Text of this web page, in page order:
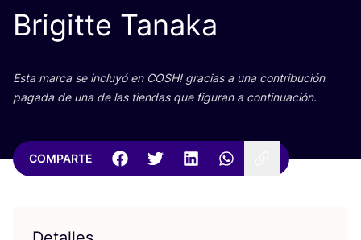
Brigitte Tanaka
Esta mar­ca se inclu­yó en COSH! gra­cias a una con­tri­bu­ción
paga­da de una de las tien­das que figu­ran a continuación.
COMPARTE